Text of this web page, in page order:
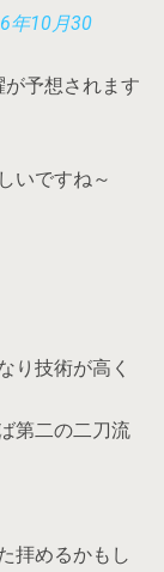
年10月30
予想されます
いですね～
り技術が高く
第二の二刀流
拝めるかもし